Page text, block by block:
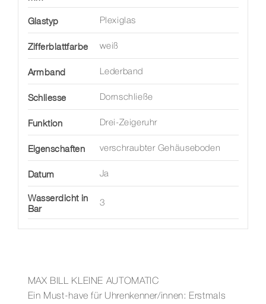
Glastyp Plexiglas
Zifferblattfarbe weiß
Armband Lederband
Schliesse Dornschließe
Funktion Drei-Zeigeruhr
Eigenschaften verschraubter Gehäuseboden
Datum Ja
Wasserdicht in
Bar
3
MAX BILL KLEINE AUTOMATIC
Ein Must-have für Uhrenkenner/innen: Erstmals